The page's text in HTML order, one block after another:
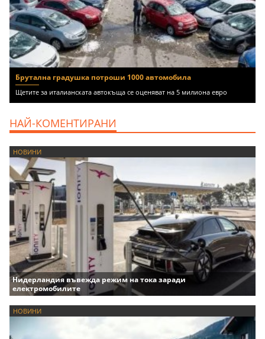
Брутална градушка потроши 1000 автомобила
Щетите за италианската автокъща се оценяват на 5 милиона евро
НАЙ-КОМЕНТИРАНИ
НОВИНИ
Нидерландия въвежда режим на тока заради
електромобилите
НОВИНИ